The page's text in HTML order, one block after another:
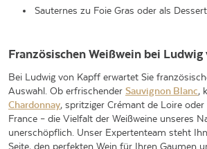
Sauternes zu Foie Gras oder als
Französischen Weißwein bei
Bei Ludwig von Kapff erwartet Sie
Auswahl. Ob erfrischender Sauvignon Blanc,
Chardonnay, spritziger Crémant de Loire oder
France – die Vielfalt der Weißweine unseres
unerschöpflich. Unser Expertenteam steht
Seite, den perfekten Wein für Ihren Gaumen